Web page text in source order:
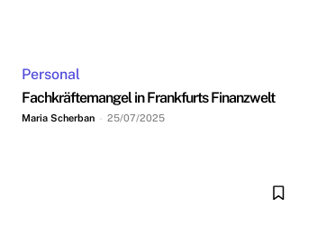
Personal
Fachkräftemangel in Frankfurts Finanzwelt
Maria Scherban - 25/07/2025